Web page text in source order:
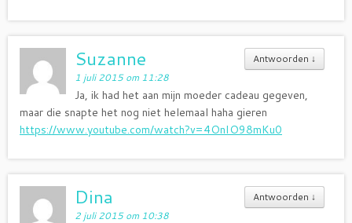
Antwoorden ↓
Suzanne
1 juli 2015 om 11:28
Ja, ik had het aan mijn moeder cadeau gegeven,
maar die snapte het nog niet helemaal haha gieren
https://www.youtube.com/watch?v=4OnIO98mKu0
Antwoorden ↓
Dina
2 juli 2015 om 10:38